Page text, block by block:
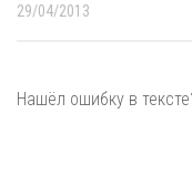
29/04/2013
Нашёл ошибку в